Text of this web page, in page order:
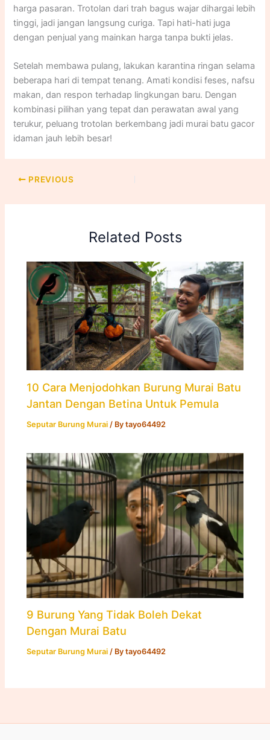
harga pasaran. Trotolan dari trah bagus wajar dihargai lebih
tinggi, jadi jangan langsung curiga. Tapi hati-hati juga
dengan penjual yang mainkan harga tanpa bukti jelas.
Setelah membawa pulang, lakukan karantina ringan selama
beberapa hari di tempat tenang. Amati kondisi feses, nafsu
makan, dan respon terhadap lingkungan baru. Dengan
kombinasi pilihan yang tepat dan perawatan awal yang
terukur, peluang trotolan berkembang jadi murai batu gacor
idaman jauh lebih besar!
PREVIOUS
Related Posts
10 Cara Menjodohkan Burung Murai Batu
Jantan Dengan Betina Untuk Pemula
Seputar Burung Murai / Bytayo64492
9 Burung Yang Tidak Boleh Dekat
Dengan Murai Batu
Seputar Burung Murai / Bytayo64492